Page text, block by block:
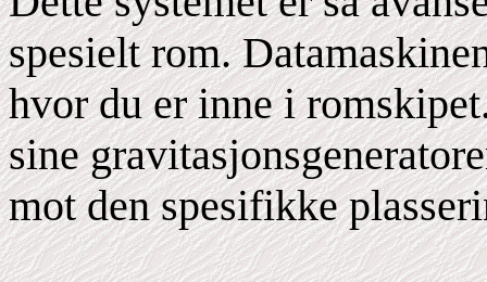
spesielt rom.
hvor du er inne i
sine
mot den spesifikke